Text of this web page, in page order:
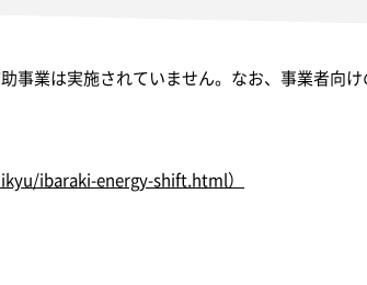
事業は実施されていません。なお、事業者向
ibaraki-energy-shift.html）